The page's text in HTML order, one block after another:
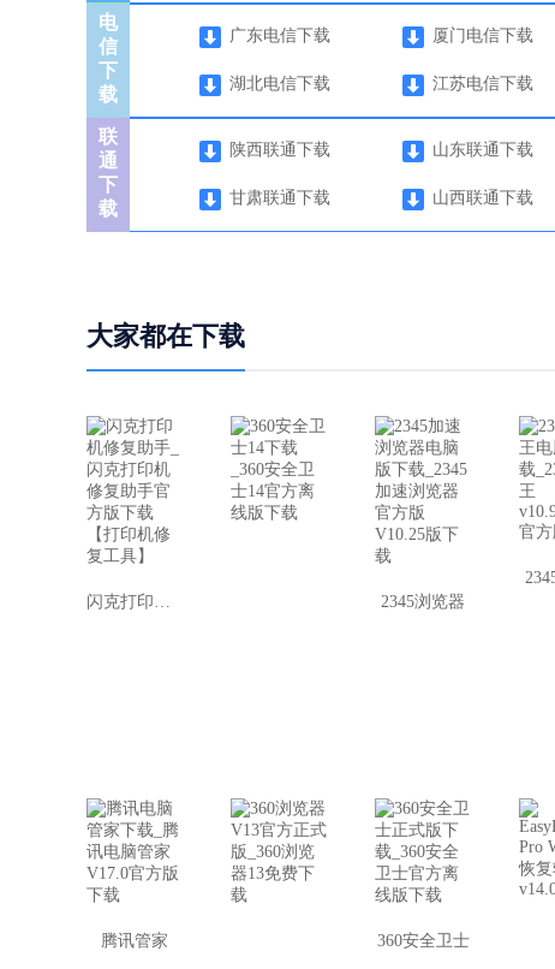
电
信
下
载
广东电信下载 厦门电信下载
湖北电信下载 江苏电信下载
联
通
下
载
陕西联通下载 山东联通下载
甘肃联通下载 山西联通下载
大家都在下载
闪克打印机修复助手 2345浏览器
腾讯管家 360安全卫士